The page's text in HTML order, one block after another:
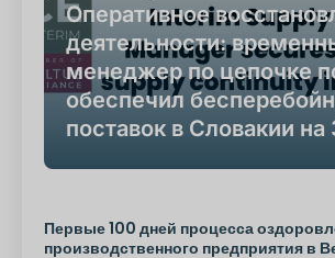
Оперативное
деятельности:
менеджер по цепочке
обеспечил
поставок в Словакии на
Первые 100 дней процесса
производственного предприятия в